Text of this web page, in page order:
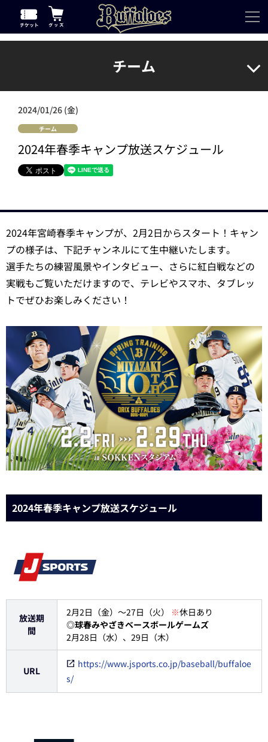
チーム
2024/01/26 (金)
チーム
2024年春季キャンプ放送スケジュール
2024年宮崎春季キャンプが、2月2日からスタート！キャン
プの様子は、下記チャンネルにて生中継いたします。
選手たちの練習風景やインタビュー、さらに紅白戦などの
実戦もご覧いただけますので、テレビやスマホ、タブレッ
トでぜひお楽しみください！
2024年春季キャンプ放送スケジュール
放送期
間
2月2日（金）～27日（火） ※休日あり
◎球春みやざきベースボールゲームズ
2月28日（水）、29日（木）
URL
https://www.jsports.co.jp/baseball/buffaloe
s/